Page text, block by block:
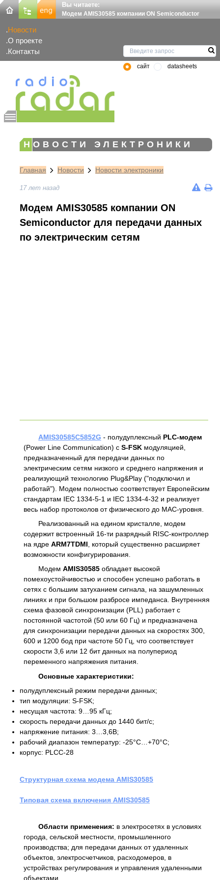
Вы читаете:
Модем AMIS30585 компании ON Semiconductor
Новости
О проекте
Контакты
сайт datasheets
НОВОСТИ ЭЛЕКТРОНИКИ
Главная Новости Новости электроники
17 лет назад
Модем AMIS30585 компании ON
Semiconductor для передачи данных
по электрическим сетям
AMIS30585C5852G - полудуплексный PLC-модем
(Power Line Communication) с S-FSK модуляцией,
предназначенный для передачи данных по
электрическим сетям низкого и среднего напряжения и
реализующий технологию Plug&Play ("подключил и
работай"). Модем полностью соответствует Европейским
стандартам IEC 1334-5-1 и IEC 1334-4-32 и реализует
весь набор протоколов от физического до MAC-уровня.
Реализованный на едином кристалле, модем
содержит встроенный 16-ти разрядный RISC-контроллер
на ядре ARM7TDMI , который существенно расширяет
возможности конфигурирования.
Модем AMIS30585 обладает высокой
помехоустойчивостью и способен успешно работать в
сетях с большим затуханием сигнала, на зашумленных
линиях и при большом разбросе импеданса. Внутренняя
схема фазовой синхронизации (PLL) работает с
постоянной частотой (50 или 60 Гц) и предназначена
для синхронизации передачи данных на скоростях 300,
600 и 1200 бод при частоте 50 Гц, что соответствует
скорости 3,6 или 12 бит данных на полупериод
переменного напряжения питания.
Основные характеристики:
полудуплексный режим передачи данных;
тип модуляции: S-FSK;
несущая частота: 9…95 кГц;
скорость передачи данных до 1440 бит/с;
напряжение питания: 3…3,6В;
рабочий диапазон температур: -25°C…+70°C;
корпус: PLCC-28
Структурная схема модема AMIS30585
Типовая схема включения AMIS30585
Области применения: в электросетях в условиях
города, сельской местности, промышленного
производства; для передачи данных от удаленных
объектов, электросчетчиков, расходомеров, в
устройствах регулирования и управления удаленными
объектами.